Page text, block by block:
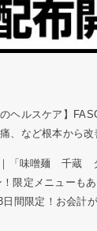
のヘルスケア】
、など根本から
｜「味噌麺 千蔵
限定メニューもあ
日間限定！お会計